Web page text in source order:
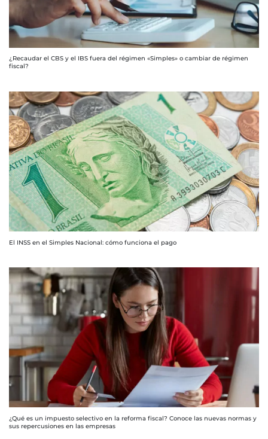
¿Recaudar el CBS y el IBS fuera del régimen «Simples» o cambiar de régimen
fiscal?
El INSS en el Simples Nacional: cómo funciona el pago
¿Qué es un impuesto selectivo en la reforma fiscal? Conoce las nuevas normas y
sus repercusiones en las empresas